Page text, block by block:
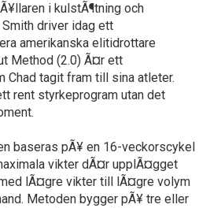
i kulstÃ¶tning och
driver idag ett
amerikanska elitidrottare
Method (2.0) Ã¤r ett
tagit fram till sina atleter.
rent styrkeprogram utan det
baseras pÃ¥ en 16-veckorscykel
vikter dÃ¤r upplÃ¤gget
lÃ¤gre vikter till lÃ¤gre volym
Metoden bygger pÃ¥ tre eller